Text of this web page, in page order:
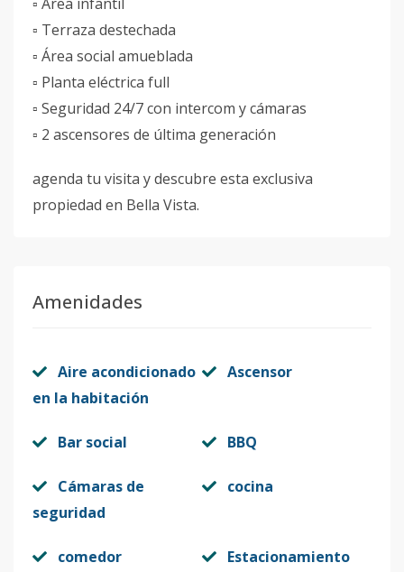
▫️ Terraza destechada
▫️ Área social amueblada
▫️ Planta eléctrica full
▫️ Seguridad 24/7 con intercom y cámaras
▫️ 2 ascensores de última generación
agenda tu visita y descubre esta exclusiva
propiedad en Bella Vista.
Amenidades
Aire acondicionado
en la habitación
Ascensor
Bar social BBQ
Cámaras de
seguridad
cocina
comedor
Estacionamiento